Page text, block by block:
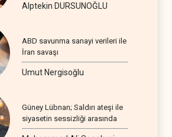
Alptekin DURSUNOĞLU
ABD savunma sanayi verileri ile
İran savaşı
Umut Nergisoğlu
Güney Lübnan; Saldırı ateşi ile
siyasetin sessizliği arasında